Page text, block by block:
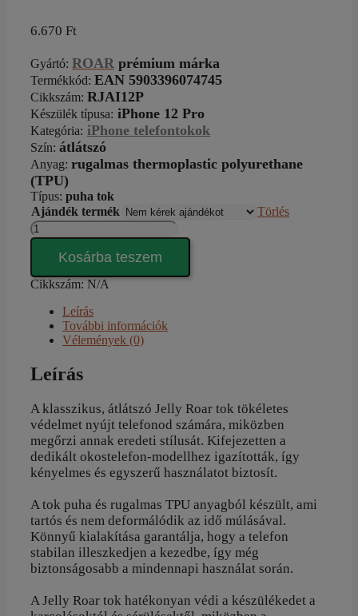
6.670 Ft
Gyártó: ROAR prémium márka
Termékkód: EAN 5903396074745
Cikkszám: RJAI12P
Készülék típusa: iPhone 12 Pro
Kategória: iPhone telefontokok
Szín: átlátszó
Anyag: rugalmas thermoplastic polyurethane
(TPU)
Típus: puha tok
Ajándék termék
Törlés
Roar
Jelly
átlátszó
12
mennyiség
Kosárba teszem
Cikkszám: N/A
Leírás
További információk
Vélemények (0)
Leírás
A klasszikus, átlátszó Jelly Roar tok tökéletes
védelmet nyújt telefonod számára, miközben
megőrzi annak eredeti stílusát. Kifejezetten a
dedikált okostelefon-modellhez igazították, így
kényelmes és egyszerű használatot biztosít.
A tok puha és rugalmas TPU anyagból készült, ami
tartós és nem deformálódik az idő múlásával.
Könnyű kialakítása garantálja, hogy a telefon
stabilan illeszkedjen a kezedbe, így még
biztonságosabb a mindennapi használat során.
A Jelly Roar tok hatékonyan védi a készülékedet a